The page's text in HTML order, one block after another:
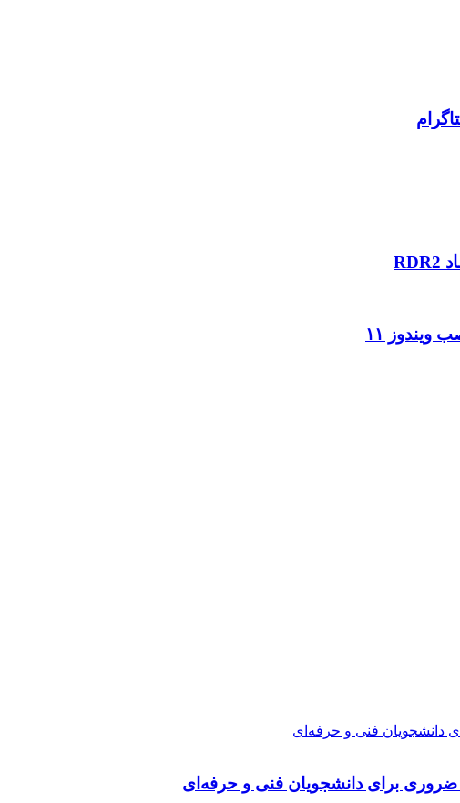
دانشجویان فنی و حرفه‌ای
ضروری برای دانشجویان فنی و حرفه‌ای